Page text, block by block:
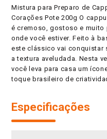
Mistura para Preparo de
Corações Pote 200g O
é cremoso, gostoso e muito
onde você estiver. Feito à
este clássico vai conquistar
a textura aveludada. Nesta
você leva para casa um
toque brasileiro de
Especificações